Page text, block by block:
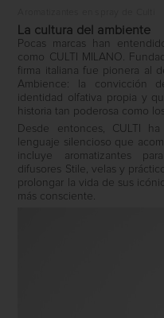
La cultura del ambiente
Pocas marcas han
como CULTI MILANO.
firma italiana fue pionera al
Ambience: la convicción
identidad olfativa propia y
historia tan poderosa como
Desde entonces, CULTI
lenguaje silencioso que
incluye aromatizantes
difusores Stile, velas y
prolongar la vida de sus
más consciente.